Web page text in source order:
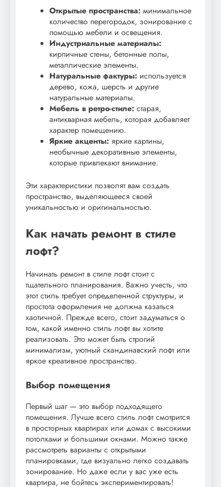
Открытые пространства: минимальное
количество перегородок, зонирование с
помощью мебели и освещения.
Индустриальные материалы:
кирпичные стены, бетонные полы,
металлические элементы.
Натуральные фактуры: используется
дерево, кожа, шерсть и другие
натуральные материалы.
Мебель в ретро-стиле: старая,
антикварная мебель, которая добавляет
характер помещению.
Яркие акценты: яркие картины,
необычные декоративные элементы,
которые привлекают внимание.
Эти характеристики позволят вам создать
пространство, выделяющееся своей
уникальностью и оригинальностью.
Как начать ремонт в стиле
лофт?
Начинать ремонт в стиле лофт стоит с
тщательного планирования. Важно учесть, что
этот стиль требует определенной структуры, и
простота оформления не должна казаться
хаотичной. Прежде всего, стоит задуматься о
том, какой именно стиль лофт вы хотите
реализовать. Это может быть строгий
минимализм, уютный скандинавский лофт или
яркое креативное пространство.
Выбор помещения
Первый шаг — это выбор подходящего
помещения. Лучше всего стиль лофт смотрится
в просторных квартирах или домах с высокими
потолками и большими окнами. Можно также
рассмотреть варианты с открытыми
планировками, где визуально легко создавать
зонирование. Но даже если у вас уже есть
квартира, не бойтесь экспериментировать!